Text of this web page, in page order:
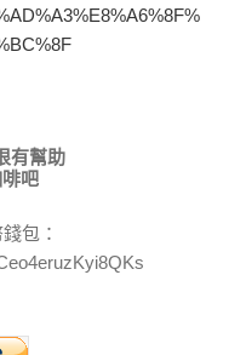
有幫助
吧
包：